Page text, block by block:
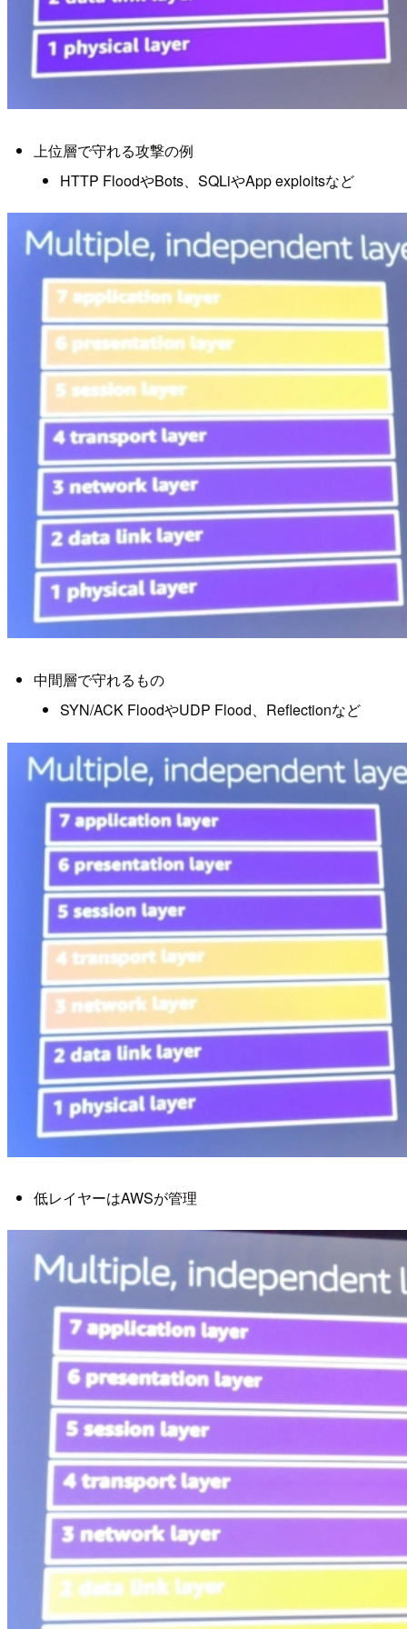
上位層で守れる攻撃の例
HTTP FloodやBots、SQLiやApp exploitsなど
中間層で守れるもの
SYN/ACK FloodやUDP Flood、Reflectionなど
低レイヤーはAWSが管理